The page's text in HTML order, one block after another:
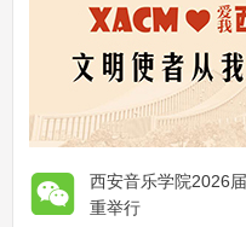
西安音乐学院2026
重举行